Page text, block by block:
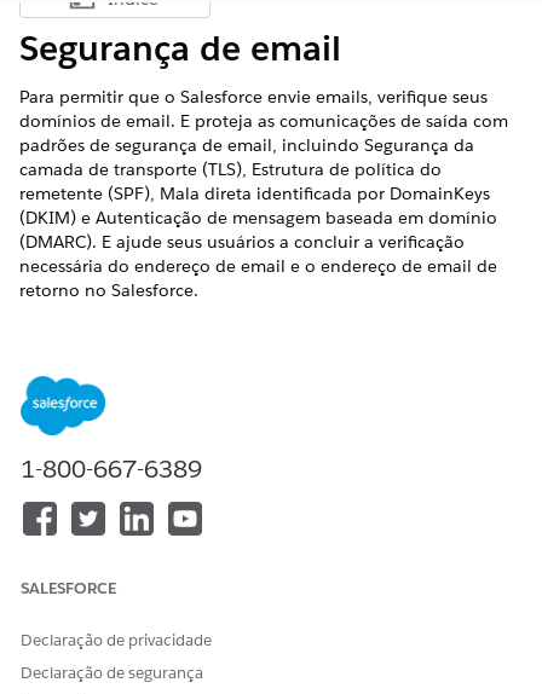
Mostrar índice
Segurança de email
Para permitir que o Salesforce envie emails, verifique seus
domínios de email. E proteja as comunicações de saída com
padrões de segurança de email, incluindo Segurança da
camada de transporte (TLS), Estrutura de política do
remetente (SPF), Mala direta identificada por DomainKeys
(DKIM) e Autenticação de mensagem baseada em domínio
(DMARC). E ajude seus usuários a concluir a verificação
necessária do endereço de email e o endereço de email de
retorno no Salesforce.
seus usuários, é necessária verificação no nível do
domínio e no nível do usuário. Os administradores do
Salesforce verificam os domínios de sua propriedade e os
usuários verificam seus endereços de email e de
devolução.
Mecanismos de segurança de email
(TLS), Estrutura de política do remetente (SPF), Mala
relatórios e conformidade de mensagens baseadas em
domínio (DMARC). Cada mecanismo protege diferentes
1-800-667-6389
SALESFORCE
Declaração de privacidade
Declaração de segurança